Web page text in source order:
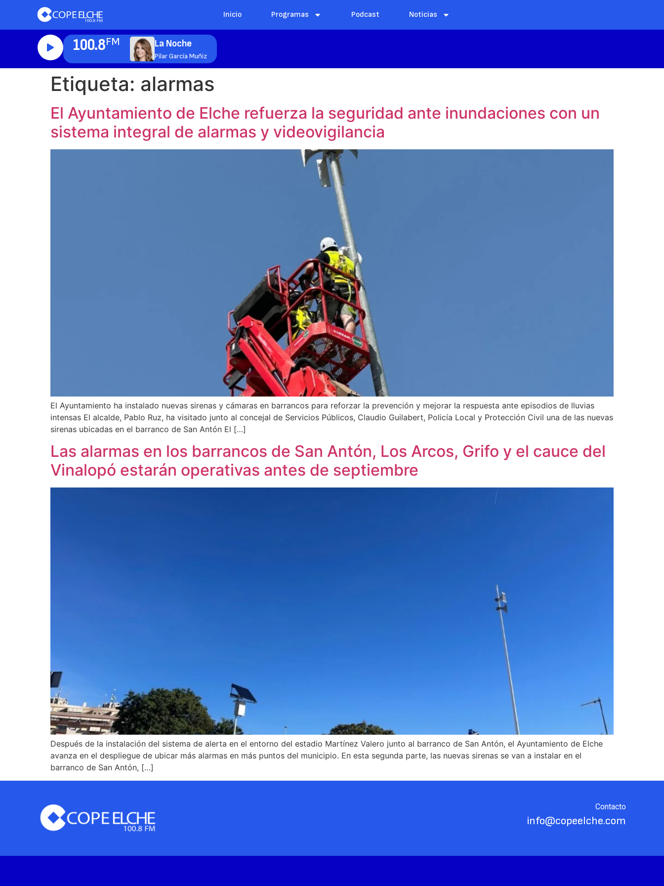
Inicio Programas Podcast Noticias
100.8FM La Noche
Pilar García Muñiz
Etiqueta: alarmas
El Ayuntamiento de Elche refuerza la seguridad ante inundaciones con un
sistema integral de alarmas y videovigilancia
El Ayuntamiento ha instalado nuevas sirenas y cámaras en barrancos para reforzar la prevención y mejorar la respuesta ante episodios de lluvias
intensas El alcalde, Pablo Ruz, ha visitado junto al concejal de Servicios Públicos, Claudio Guilabert, Policía Local y Protección Civil una de las nuevas
sirenas ubicadas en el barranco de San Antón El […]
Las alarmas en los barrancos de San Antón, Los Arcos, Grifo y el cauce del
Vinalopó estarán operativas antes de septiembre
Después de la instalación del sistema de alerta en el entorno del estadio Martínez Valero junto al barranco de San Antón, el Ayuntamiento de Elche
avanza en el despliegue de ubicar más alarmas en más puntos del municipio. En esta segunda parte, las nuevas sirenas se van a instalar en el
barranco de San Antón, […]
Contacto
info@copeelche.com